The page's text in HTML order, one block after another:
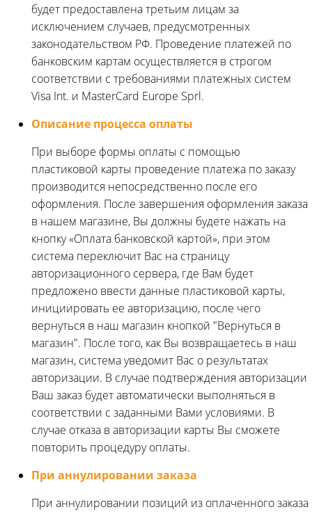
будет предоставлена третьим лицам за
исключением случаев, предусмотренных
законодательством РФ. Проведение платежей по
банковским картам осуществляется в строгом
соответствии с требованиями платежных систем
Visa Int. и MasterCard Europe Sprl.
Описание процессa оплаты
При выборе формы оплаты с помощью
пластиковой карты проведение платежа по заказу
производится непосредственно после его
оформления. После завершения оформления заказа
в нашем магазине, Вы должны будете нажать на
кнопку «Оплата банковской картой», при этом
система переключит Вас на страницу
авторизационного сервера, где Вам будет
предложено ввести данные пластиковой карты,
инициировать ее авторизацию, после чего
вернуться в наш магазин кнопкой "Вернуться в
магазин". После того, как Вы возвращаетесь в наш
магазин, система уведомит Вас о результатах
авторизации. В случае подтверждения авторизации
Ваш заказ будет автоматически выполняться в
соответствии с заданными Вами условиями. В
случае отказа в авторизации карты Вы сможете
повторить процедуру оплаты.
При аннулировании заказа
При аннулировании позиций из оплаченного заказа